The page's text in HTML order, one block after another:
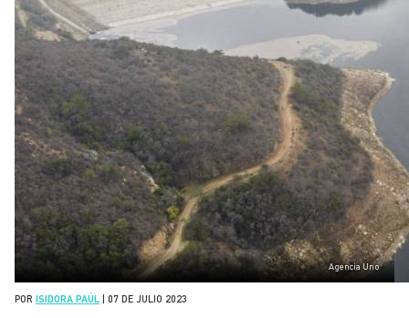
Agencia Uno
POR ISIDORA PAÚL 07 DE JULIO 2023